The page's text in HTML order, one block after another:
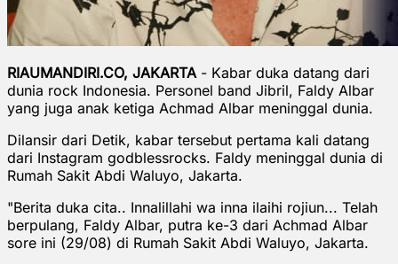
RIAUMANDIRI.CO, JAKARTA - Kabar duka datang dari
dunia rock Indonesia. Personel band Jibril, Faldy Albar
yang juga anak ketiga Achmad Albar meninggal dunia.
Dilansir dari Detik, kabar tersebut pertama kali datang
dari Instagram godblessrocks. Faldy meninggal dunia di
Rumah Sakit Abdi Waluyo, Jakarta.
"Berita duka cita.. Innalillahi wa inna ilaihi rojiun... Telah
berpulang, Faldy Albar, putra ke-3 dari Achmad Albar
sore ini (29/08) di Rumah Sakit Abdi Waluyo, Jakarta.